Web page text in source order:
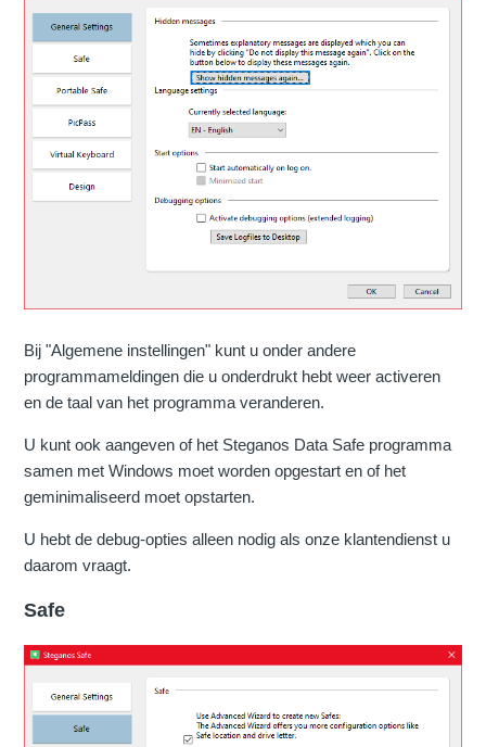
Bij "Algemene instellingen" kunt u onder andere
programmameldingen die u onderdrukt hebt weer activeren
en de taal van het programma veranderen.
U kunt ook aangeven of het Steganos Data Safe programma
samen met Windows moet worden opgestart en of het
geminimaliseerd moet opstarten.
U hebt de debug-opties alleen nodig als onze klantendienst u
daarom vraagt.
Safe